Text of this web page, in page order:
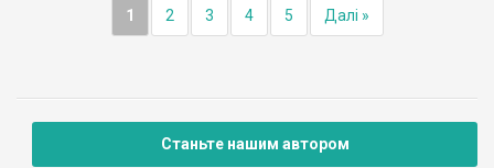
1 2 3 4 5 Далі »
Станьте нашим автором